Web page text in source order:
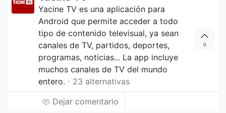
Yacine TV es una aplicación para
Android que permite acceder a todo
tipo de contenido televisual, ya sean
canales de TV, partidos, deportes,
programas, noticias... La app incluye
muchos canales de TV del mundo
entero. ⋅ 23 alternativas
0
Dejar comentario